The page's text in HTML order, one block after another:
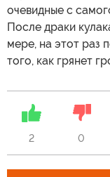
очевидные с
После драки
мере, на этот раз
того, как грянет
2 0